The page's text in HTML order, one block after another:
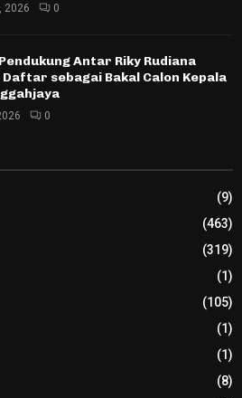
2026 0
Antar Riky Rudiana
sebagai Bakal Calon Kepala
0
(9)
(463)
(319)
(1)
(105)
(1)
(1)
(8)